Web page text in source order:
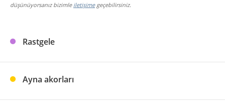
düşünüyorsanız bizimle iletişimegeçebilirsiniz.
Rastgele
Ayna akorları